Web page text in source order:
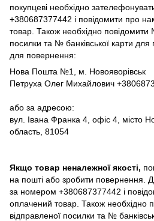
покупцеві необхідно
+380687377442 і повідомити про
товар. Також необхідно повідомити
посилки та № банківської карти
для повернення:
Нова Пошта №1, м. Новояворівськ
Петруха Олег Михайлович
або за адресою:
вул. Івана Франка 4, офіс 4, місто
область, 81054
Якщо товар неналежної якості,
на пошті або зробити повернення.
за номером +380687377442 і
оплачений товар. Також необхідно
відправленої посилки та №